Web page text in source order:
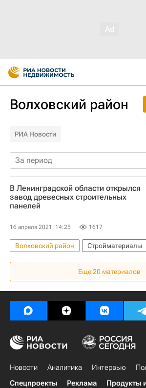
Волховский район
РИА Новости
За период
В Ленинградской области открылся
завод древесных строительных
панелей
16 апреля 2021, 14:25 1617
Волховский район
Стройматериалы
Россия
Ленинградская область
Еще20 материалов
Новости Аналитика Интервью
Спецпроекты
Реклама Продукты